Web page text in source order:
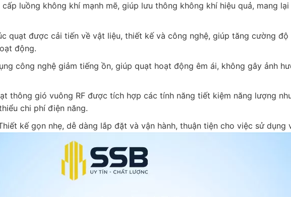
luồng không khí mạnh mẽ, giúp lưu thông không khí hiệu quả, mang
quạt được cải tiến về vật liệu, thiết kế và công nghệ, giúp tăng cường độ
động.
công nghệ giảm tiếng ồn, giúp quạt hoạt động êm ái, không gây ảnh
thông gió vuông RF được tích hợp các tính năng tiết kiệm năng lượng
chi phí điện năng.
kế gọn nhẹ, dễ dàng lắp đặt và vận hành, thuận tiện cho việc sử dụng